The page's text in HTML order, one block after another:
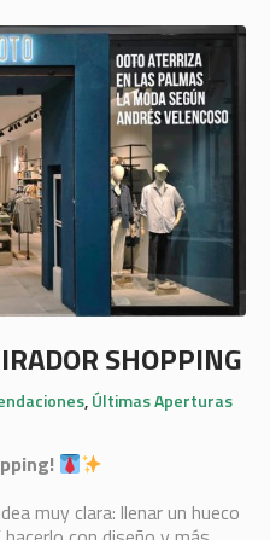
SHOPPING
,Últimas Aperturas
muy clara: llenar un hueco